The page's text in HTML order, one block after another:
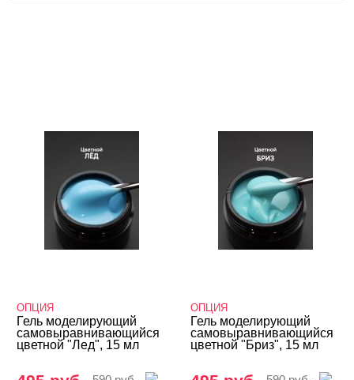
Распродажа
Акрилы
Гель-краски
Гели и Акрил гели
Жидкие гели и полигели
Акригель (полигель)
Биогель
ОПЦИЯ
Гель моделирующий
самовыравнивающийся
цветной "Лед", 15 мл
ОПЦИЯ
Гель моделирующий
самовыравнивающийся
цветной "Бриз", 15 мл